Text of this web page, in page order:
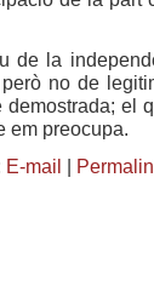
de la
no de
demostrada; el
em preocupa.
E-mail |